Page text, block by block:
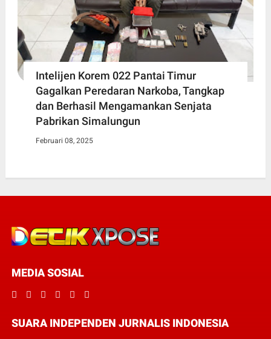
Intelijen Korem 022 Pantai Timur
Gagalkan Peredaran Narkoba, Tangkap
dan Berhasil Mengamankan Senjata
Pabrikan Simalungun
Februari 08, 2025
MEDIA SOSIAL
SUARA INDEPENDEN JURNALIS INDONESIA